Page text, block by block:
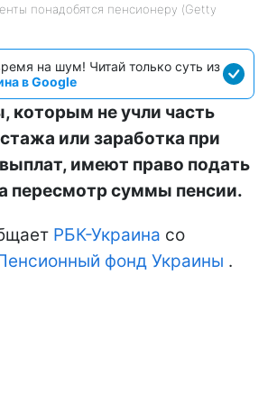
понадобятся пенсионеру (Getty
на шум! Читай только суть из
в Google
которым не учли часть
или заработка при
имеют право подать
пересмотр суммы пенсии.
РБК-Украина со
фонд Украины .